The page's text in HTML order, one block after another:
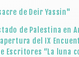
de Deir Yassin"
de Palestina en
del IX
Escritores “La luna